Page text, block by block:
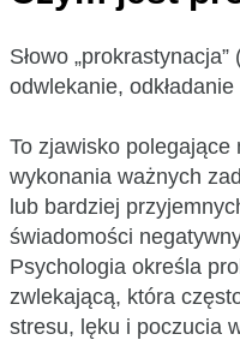
Słowo „prokrastynacja”
odwlekanie,
To zjawisko
wykonania ważnych
lub bardziej
świadomości
Psychologia określa
zwlekającą, która
stresu, lęku i poczucia